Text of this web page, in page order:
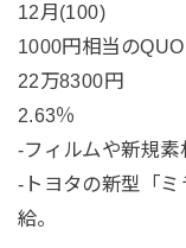
12月(100)
1000円相当の
22万8300円
2.63％
-フィルムや新規素
-トヨタの新型「
給。